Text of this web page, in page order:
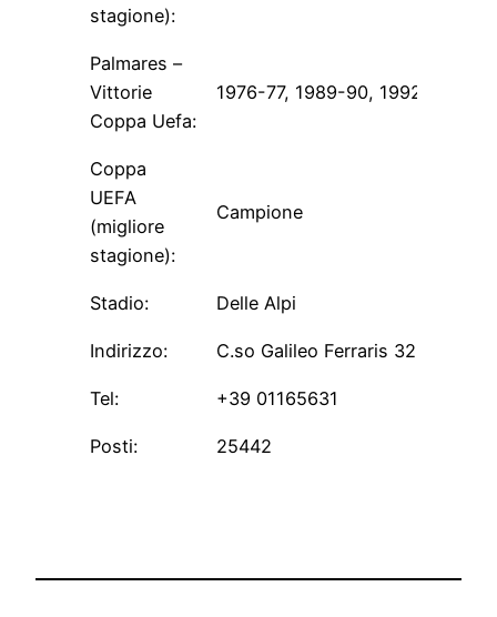
stagione):
Palmares –
Vittorie
Coppa Uefa:
1976-77, 1989-90, 1992-93
Coppa
UEFA
(migliore
stagione):
Campione
Stadio: Delle Alpi
Indirizzo: C.so Galileo Ferraris 32, 10128
Tel: +39 01165631
Posti: 25442